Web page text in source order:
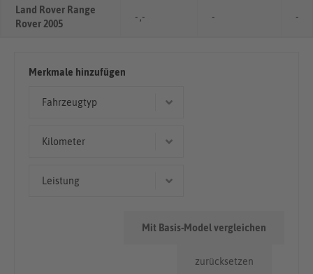
Land Rover Range
Rover 2005
- ,- - -
Merkmale hinzufügen
Fahrzeugtyp
Kilometer
Leistung
zurücksetzen
Mit Basis-Model vergleichen